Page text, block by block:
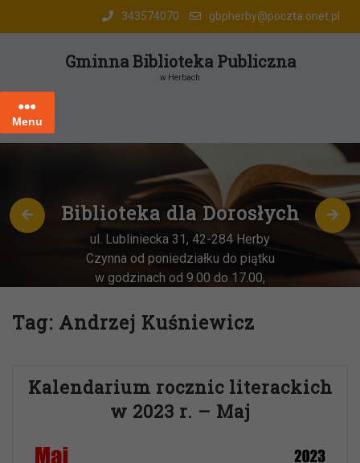
343574070 gbpherby@poczta.onet.pl
Gminna Biblioteka Publiczna
w Herbach
Menu
Biblioteka dla Dorosłych
ul. Lubliniecka 31, 42-284 Herby
Czynna od poniedziałku do piątku
w godzinach od 9.00 do 17.00,
w godz. 9:00-13:00
Tag: Andrzej Kuśniewicz
Kalendarium rocznic literackich
w 2023 r. – Maj